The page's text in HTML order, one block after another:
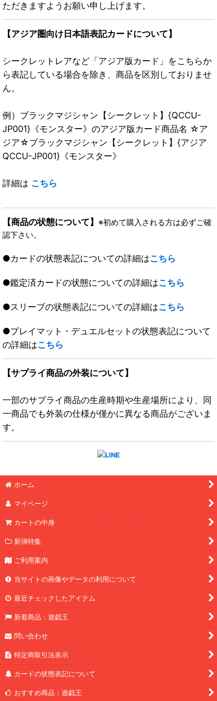
ただきますようお願い申し上げます。
【アジア圏向け日本語表記カードについて】
シークレットレアなど「アジア版カード」をこちらか
ら表記している場合を除き、商品を区別しておりませ
ん。
例）ブラックマジシャン【シークレット】{QCCU-
JP001}《モンスター》のアジア版カード商品名 ☆ア
ジア☆ブラックマジシャン【シークレット】{アジア
QCCU-JP001}《モンスター》
詳細は こちら
【商品の状態について】 ※初めて購入される方は必ずご確
認下さい。
●カードの状態表記についての詳細はこちら
●鑑定済カードの状態についての詳細はこちら
●スリーブの状態表記についての詳細はこちら
●プレイマット・デュエルセットの状態表記について
の詳細はこちら
【サプライ商品の外装について】
一部のサプライ商品の生産時期や生産場所により、同
一商品でも外装の仕様が僅かに異なる商品がございま
す。
ホーム
マイページ
カートの中身
新弾特集
ご利用案内
当サイトの画像やデータの利用について
最近チェックしたアイテム
新着商品：遊戯王
問い合わせ
特定商取引法表示
カードの状態表記について
おすすめ商品：遊戯王